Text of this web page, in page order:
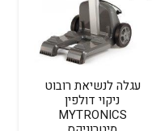
עגלה לנשיאת רובוט
ניקוי דולפין
MYTRONICS